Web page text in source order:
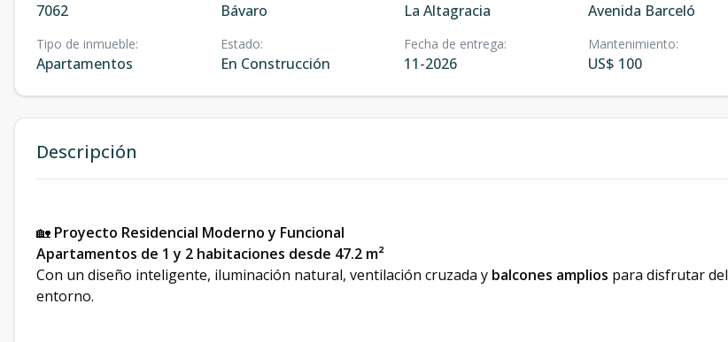
7062 Bávaro La Altagracia Avenida Barceló
Tipo de inmueble:
Apartamentos
Estado:
En Construcción
Fecha de entrega:
11-2026
Mantenimiento:
US$ 100
Descripción
🏡 Proyecto Residencial Moderno y Funcional
Apartamentos de 1 y 2 habitaciones desde 47.2 m²
Con un diseño inteligente, iluminación natural, ventilación cruzada y balcones amplios para disfrutar del
entorno.